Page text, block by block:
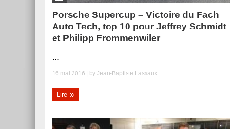
Porsche Supercup – Victoire du Fach
Auto Tech, top 10 pour Jeffrey Schmidt
et Philipp Frommenwiler
...
16 mai 2016 | by Jean-Baptiste Lassaux
Lire